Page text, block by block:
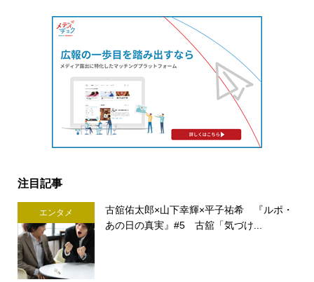
注目記事
エンタメ
古舘佑太郎×山下幸輝×平子祐希 『ルポ・
あの日の真実』#5 古舘「気づけ...